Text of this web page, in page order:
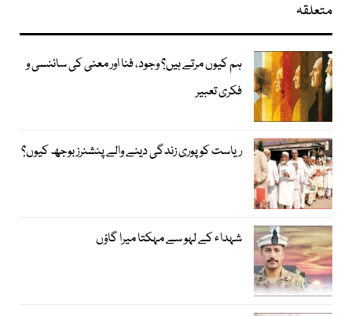
متعلقہ
ہم کیوں مرتے ہیں؟ وجود، فنا اور معنی کی سائنسی و
فکری تعبیر
ریاست کو پوری زندگی دینے والے پنشنرز بوجھ کیوں؟
شہداء کے لہو سے مہکتا میرا گاؤں